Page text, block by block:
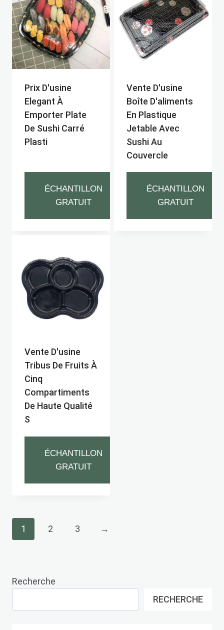
Prix ​​d'usine
Elegant À
Emporter Plate
De Sushi Carré
Plasti
ÉCHANTILLON
GRATUIT
Vente D'usine
Boîte D'aliments
En Plastique
Jetable Avec
Sushi Au
Couvercle
ÉCHANTILLON
GRATUIT
Vente D'usine
Tribus De Fruits À
Cinq
Compartiments
De Haute Qualité
S
ÉCHANTILLON
GRATUIT
1 2 3 →
Recherche
RECHERCHE